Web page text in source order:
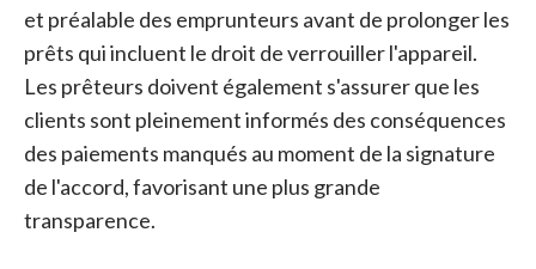
et préalable des emprunteurs avant de prolonger les
prêts qui incluent le droit de verrouiller l'appareil.
Les prêteurs doivent également s'assurer que les
clients sont pleinement informés des conséquences
des paiements manqués au moment de la signature
de l'accord, favorisant une plus grande
transparence.